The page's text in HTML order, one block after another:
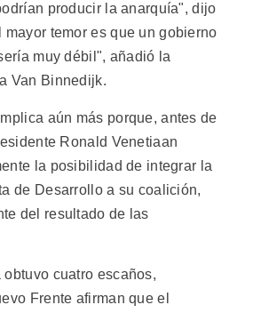
producir la anarquía", dijo
mayor temor es que un gobierno
muy débil", añadió la
Van Binnedijk.
aún más porque, antes de
Ronald Venetiaan
la posibilidad de integrar la
de Desarrollo a su coalición,
del resultado de las
cuatro escaños,
Frente afirman que el